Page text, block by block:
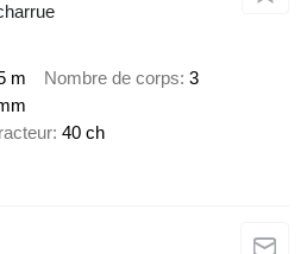
m Nombre de corps 3
40 ch